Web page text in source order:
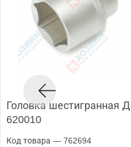
Головка шестигранная
620010
Код товара — 762694